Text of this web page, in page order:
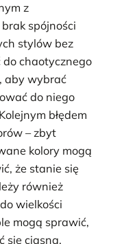
z
spójności
stylów bez
chaotycznego
aby wybrać
do niego
błędem
– zbyt
kolory mogą
że stanie się
również
wielkości
mogą sprawić,
się ciasna.